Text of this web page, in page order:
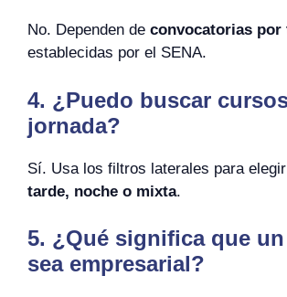
No. Dependen de convocatorias
establecidas por el SENA.
4. ¿Puedo buscar
jornada?
Sí. Usa los filtros laterales para elegir
tarde, noche o mixta.
5. ¿Qué significa que
sea empresarial?